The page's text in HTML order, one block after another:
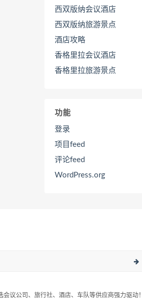
西双版纳会议酒店
西双版纳旅游景点
酒店攻略
香格里拉会议酒店
香格里拉旅游景点
功能
登录
项目feed
评论feed
WordPress.org
会议公司、旅行社、酒店、车队等供应商强力驱动！